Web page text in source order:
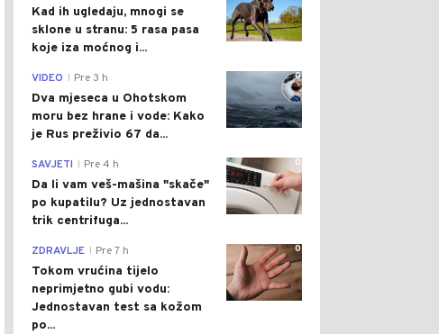
Kad ih ugledaju, mnogi se
sklone u stranu: 5 rasa pasa
koje iza moćnog i...
0
VIDEO Pre 3 h
Dva mjeseca u Ohotskom
moru bez hrane i vode: Kako
je Rus preživio 67 da...
0
SAVJETI Pre 4 h
Da li vam veš-mašina "skače"
po kupatilu? Uz jednostavan
trik centrifuga...
0
ZDRAVLJE Pre 7 h
Tokom vrućina tijelo
neprimjetno gubi vodu:
Jednostavan test sa kožom
po...